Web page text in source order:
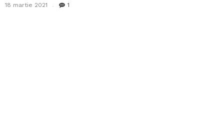
18 martie 2021 1